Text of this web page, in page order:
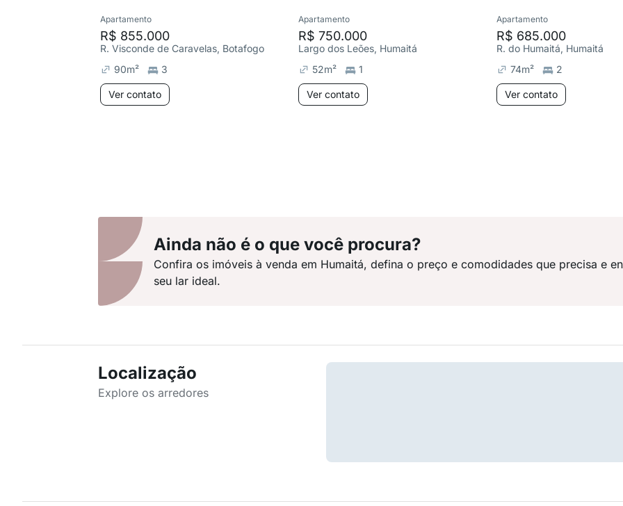
Apartamento
R$ 855.000
R. Visconde de Caravelas, Botafogo
90m² 3
Ver contato
Apartamento
R$ 750.000
Largo dos Leões, Humaitá
52m² 1
Ver contato
Apartamento
R$ 685.000
R. do Humaitá, Humaitá
74m² 2
Ver contato
Ainda não é o que você procura?
Confira os imóveis à venda em Humaitá, defina o preço e comodidades que precisa e
seu lar ideal.
Localização
Explore os arredores